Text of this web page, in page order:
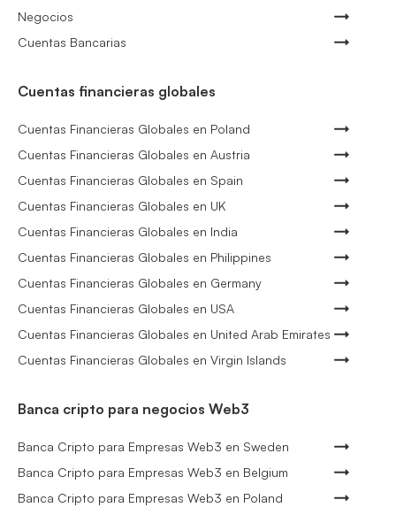
Negocios
Cuentas Bancarias
Cuentas financieras globales
Cuentas Financieras Globales en Poland
Cuentas Financieras Globales en Austria
Cuentas Financieras Globales en Spain
Cuentas Financieras Globales en UK
Cuentas Financieras Globales en India
Cuentas Financieras Globales en Philippines
Cuentas Financieras Globales en Germany
Cuentas Financieras Globales en USA
Cuentas Financieras Globales en United Arab Emirates
Cuentas Financieras Globales en Virgin Islands
Banca cripto para negocios Web3
Banca Cripto para Empresas Web3 en Sweden
Banca Cripto para Empresas Web3 en Belgium
Banca Cripto para Empresas Web3 en Poland